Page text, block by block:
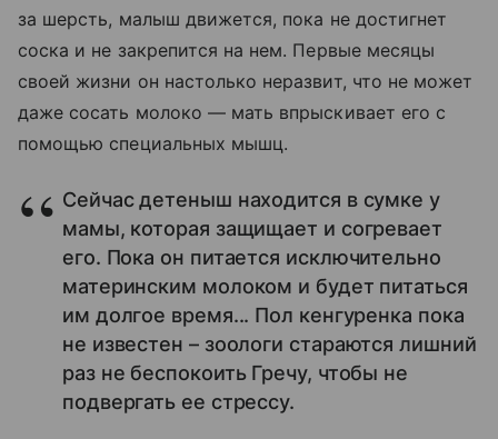
за шерсть, малыш движется, пока не достигнет
соска и не закрепится на нем. Первые месяцы
своей жизни он настолько неразвит, что не может
даже сосать молоко — мать впрыскивает его с
помощью специальных мышц.
Сейчас детеныш находится в сумке у
мамы, которая защищает и согревает
его. Пока он питается исключительно
материнским молоком и будет питаться
им долгое время... Пол кенгуренка пока
не известен – зоологи стараются лишний
раз не беспокоить Гречу, чтобы не
подвергать ее стрессу.